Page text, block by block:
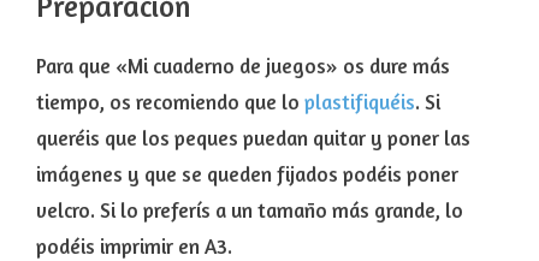
Para que «Mi cuaderno de juegos» os dure más
tiempo, os recomiendo que lo plastifiquéis. Si
queréis que los peques puedan quitar y poner las
imágenes y que se queden fijados podéis poner
velcro. Si lo preferís a un tamaño más grande, lo
podéis imprimir en A3.